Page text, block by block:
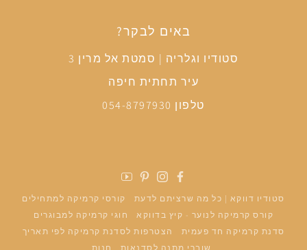
באים לבקר?
סטודיו וגלריה | סמטת אל מרין 3
עיר תחתית חיפה
טלפון 054-8797930
סטודיו דווקא | כל מה שרציתם לדעת
קורסי קרמיקה למתחילים
קורס קרמיקה לנוער - קיץ בדווקא
חוגי קרמיקה למבוגרים
סדנת קרמיקה חד פעמית
הצטרפות לסדנת קרמיקה לפי תאריך
שוברי מתנה לסדנאות
חנות